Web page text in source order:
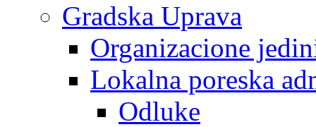
Gradska Uprava
Organizacione
Lokalna poreska
Odluke